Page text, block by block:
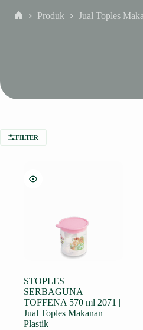
Produk Jual Toples
FILTER
STOPLES
SERBAGUNA
TOFFENA 570 ml 2071 |
Jual Toples Makanan
Plastik